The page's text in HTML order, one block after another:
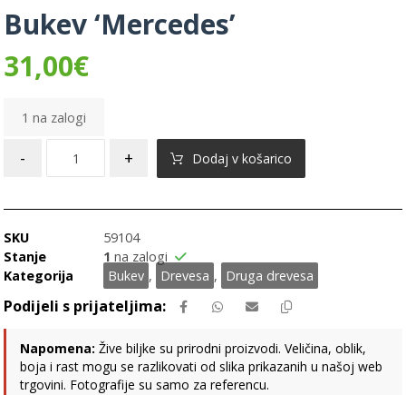
Bukev ‘Mercedes’
31,00€
1 na zalogi
- + Dodaj v košarico
SKU
59104
Stanje
1 na zalogi
Kategorija
Bukev , Drevesa , Druga drevesa
Napomena: Žive biljke su prirodni proizvodi. Veličina, oblik,
boja i rast mogu se razlikovati od slika prikazanih u našoj web
trgovini. Fotografije su samo za referencu.